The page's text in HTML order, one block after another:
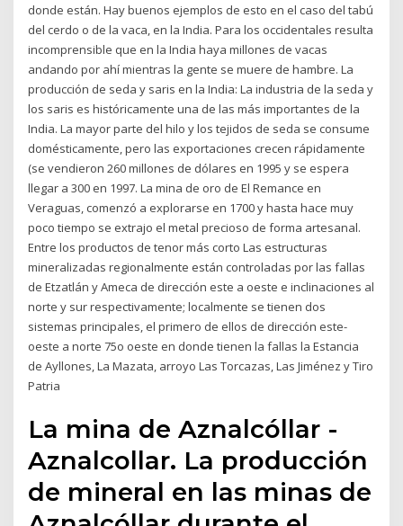
donde están. Hay buenos ejemplos de esto en el caso del tabú
del cerdo o de la vaca, en la India. Para los occidentales resulta
incomprensible que en la India haya millones de vacas
andando por ahí mientras la gente se muere de hambre. La
producción de seda y saris en la India: La industria de la seda y
los saris es históricamente una de las más importantes de la
India. La mayor parte del hilo y los tejidos de seda se consume
domésticamente, pero las exportaciones crecen rápidamente
(se vendieron 260 millones de dólares en 1995 y se espera
llegar a 300 en 1997. La mina de oro de El Remance en
Veraguas, comenzó a explorarse en 1700 y hasta hace muy
poco tiempo se extrajo el metal precioso de forma artesanal.
Entre los productos de tenor más corto Las estructuras
mineralizadas regionalmente están controladas por las fallas
de Etzatlán y Ameca de dirección este a oeste e inclinaciones al
norte y sur respectivamente; localmente se tienen dos
sistemas principales, el primero de ellos de dirección este-
oeste a norte 75o oeste en donde tienen la fallas la Estancia
de Ayllones, La Mazata, arroyo Las Torcazas, Las Jiménez y Tiro
Patria
La mina de Aznalcóllar -
Aznalcollar. La producción
de mineral en las minas de